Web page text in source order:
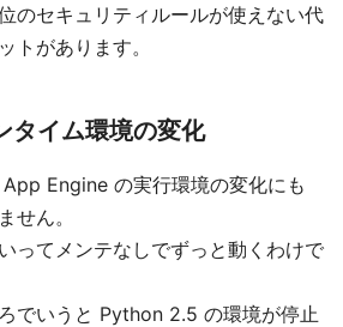
のセキュリティルールが使えない代
トがあります。
イム環境の変化
Engine の実行環境の変化にも
せん。
ってメンテなしでずっと動くわけで
でいうと Python 2.5 の環境が停止